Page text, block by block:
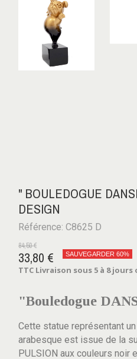
" BOULEDOGUE
DESIGN
Référence: C8625 D
84,50 €
33,80 € SAUVEGARDER 60%
TTC Livraison sous 5 à 8 jours
"Bouledogue
Cette statue représentant
arabesque est issue de la
PULSION aux couleurs noir